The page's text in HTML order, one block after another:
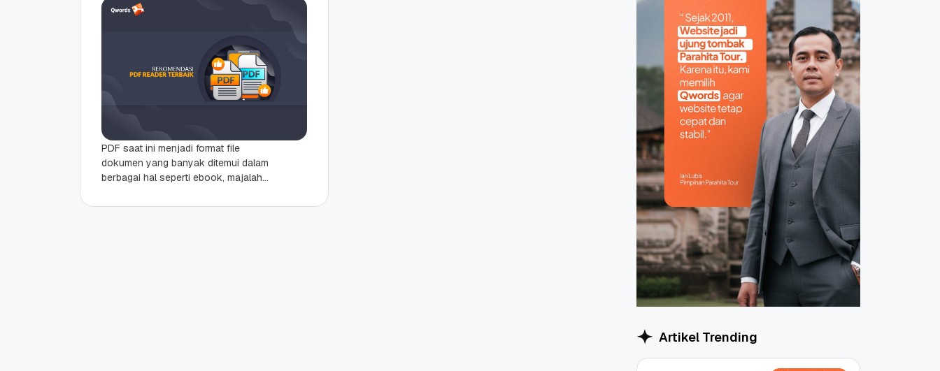
PDF saat ini menjadi format file
dokumen yang banyak ditemui dalam
berbagai hal seperti ebook, majalah
portfolio, CV bahkan surat...
Artikel Trending